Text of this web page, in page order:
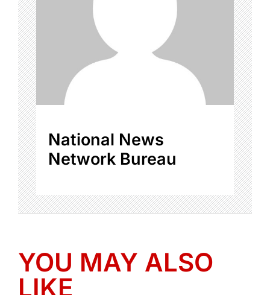
National News
Network Bureau
YOU MAY ALSO
LIKE